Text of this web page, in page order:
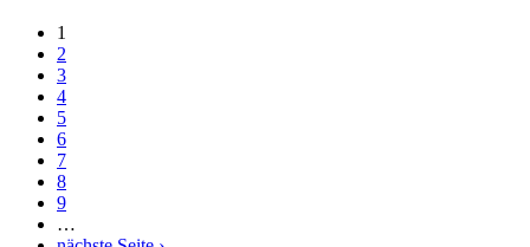
Seiten
1
2
3
4
5
6
7
8
9
…